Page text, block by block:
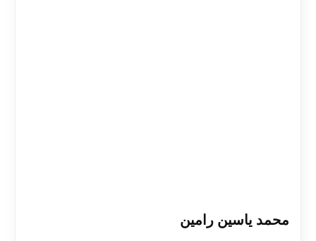
محمد یاسین رامین